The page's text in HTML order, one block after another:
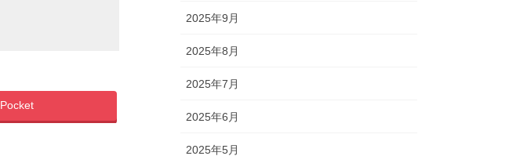
Pocket
2025年9月
2025年8月
2025年7月
2025年6月
2025年5月